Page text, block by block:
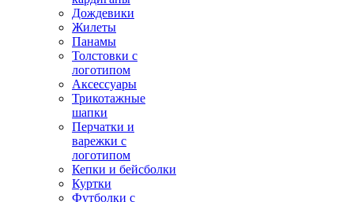
Дождевики
Жилеты
Панамы
Толстовки с
логотипом
Аксессуары
Трикотажные
шапки
Перчатки и
варежки с
логотипом
Кепки и бейсболки
Куртки
Футболки с